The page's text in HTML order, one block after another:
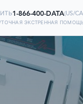
1-866-400-DATA(US/
ЭКСТРЕННАЯ